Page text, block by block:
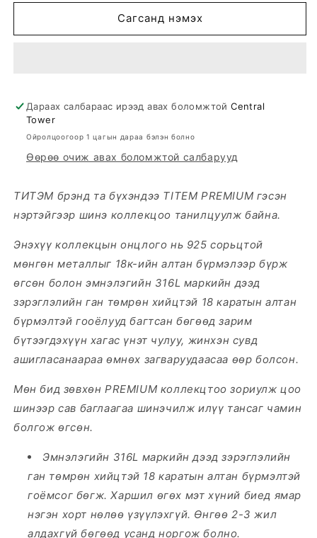
for
HEART
for
ROSE
HEART
Сагсанд нэмэх
Дараах салбараас ирээд авах боломжтойCentral
Tower
Ойролцоогоор 1 цагын дараа бэлэн болно
Өөрөө очиж авах боломжтой салбарууд
ТИТЭМ брэнд та бүхэндээ TITEM PREMIUM гэсэн
нэртэйгээр шинэ коллекцоо танилцуулж байна.
Энэхүү коллекцын онцлого нь 925 сорьцтой
мөнгөн металлыг 18к-ийн алтан бүрмэлээр бүрж
өгсөн болон эмнэлэгийн 316L маркийн дээд
зэрэглэлийн ган төмрөн хийцтэй 18 каратын алтан
бүрмэлтэй гооёлууд багтсанбөгөөд зарим
бүтээгдэхүүн хагас үнэт чулуу, жинхэн сувд
ашигласанаараа өмнөх загваруудаасаа өөр болсон.
Мөн бид зөвхөн PREMIUM коллекцтоо зориулж цоо
шинээр сав баглаагаа шинэчилж илүү тансаг чамин
болгож өгсөн.
Эмнэлэгийн 316L маркийн дээд зэрэглэлийн
ган төмрөн хийцтэй 18 каратын алтан бүрмэлтэй
гоёмсог бөгж. Харшил өгөх мэт хүний биед ямар
нэгэн хорт нөлөө үзүүлэхгүй. Өнгөө 2-3 жил
алдахгүй бөгөөд усанд норгож болно.